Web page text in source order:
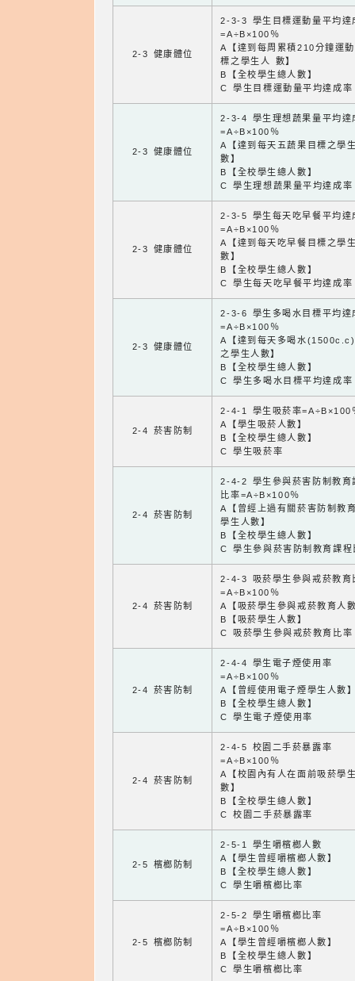
2-3 健康體位
2-3-3 學生目標運動量平均達
=A÷B×100％
A【達到每周累積210分鐘運
標之學生人 數】
B【全校學生總人數】
C 學生目標運動量平均達成率
2-3 健康體位
2-3-4 學生理想蔬果量平均達
=A÷B×100％
A【達到每天五蔬果目標之學
數】
B【全校學生總人數】
C 學生理想蔬果量平均達成率
2-3 健康體位
2-3-5 學生每天吃早餐平均達
=A÷B×100％
A【達到每天吃早餐目標之學
數】
B【全校學生總人數】
C 學生每天吃早餐平均達成率
2-3 健康體位
2-3-6 學生多喝水目標平均達
=A÷B×100％
A【達到每天多喝水
之學生人數】
B【全校學生總人數】
C 學生多喝水目標平均達成率
2-4 菸害防制
2-4-1 學生吸菸率=A÷B×100
A【學生吸菸人數】
B【全校學生總人數】
C 學生吸菸率
2-4 菸害防制
2-4-2 學生參與菸害防制教育
比率=A÷B×100％
A【曾經上過有關菸害防制教
學生人數】
B【全校學生總人數】
C 學生參與菸害防制教育課程
2-4 菸害防制
2-4-3 吸菸學生參與戒菸教育
=A÷B×100％
A【吸菸學生參與戒菸教育人
B【吸菸學生人數】
C 吸菸學生參與戒菸教育比率
2-4 菸害防制
2-4-4 學生電子煙使用率
=A÷B×100％
A【曾經使用電子煙學生人數
B【全校學生總人數】
C 學生電子煙使用率
2-4 菸害防制
2-4-5 校園二手菸暴露率
=A÷B×100％
A【校園內有人在面前吸菸學
數】
B【全校學生總人數】
C 校園二手菸暴露率
2-5 檳榔防制
2-5-1 學生嚼檳榔人數
A【學生曾經嚼檳榔人數】
B【全校學生總人數】
C 學生嚼檳榔比率
2-5 檳榔防制
2-5-2 學生嚼檳榔比率
=A÷B×100％
A【學生曾經嚼檳榔人數】
B【全校學生總人數】
C 學生嚼檳榔比率